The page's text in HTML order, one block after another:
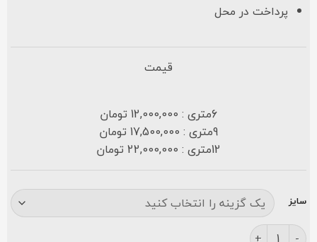
پرداخت در محل
قیمت
6متری : 12,000,000 تومان
9متری : 17,500,000 تومان
12متری : 22,000,000 تومان
سایز
فرش کاشان طرح دینا ۷۰۰ شانه سرمه ای عدد